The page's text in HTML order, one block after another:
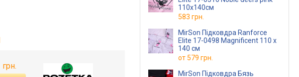
грн.
110x140см
583 грн.
MirSon Підковдра Ranforce
Elite 17-0498 Magnificent 110 x
140 см
от579 грн.
MirSon Підковдра Бязь